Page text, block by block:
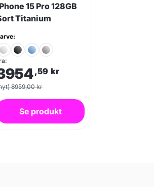
15 Pro 128GB
Titanium
,59 kr
8959,00 kr
Se produkt